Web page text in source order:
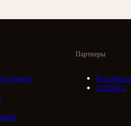
Орфей
Партнеры
///ТРАКТ